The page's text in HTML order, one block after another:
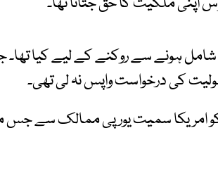
ہونے سے روکنے کے لیے کیا تھا۔ جب
کی درخواست واپس نہ لی تھی۔
سمیت یورپی ممالک سے جس